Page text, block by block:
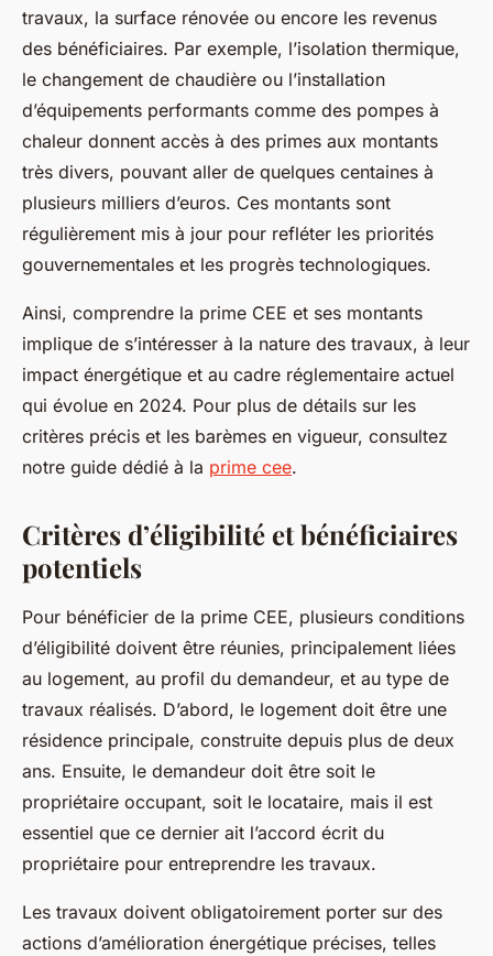
travaux, la surface rénovée ou encore les revenus
des bénéficiaires. Par exemple, l’isolation thermique,
le changement de chaudière ou l’installation
d’équipements performants comme des pompes à
chaleur donnent accès à des primes aux montants
très divers, pouvant aller de quelques centaines à
plusieurs milliers d’euros. Ces montants sont
régulièrement mis à jour pour refléter les priorités
gouvernementales et les progrès technologiques.
Ainsi, comprendre la prime CEE et ses montants
implique de s’intéresser à la nature des travaux, à leur
impact énergétique et au cadre réglementaire actuel
qui évolue en 2024. Pour plus de détails sur les
critères précis et les barèmes en vigueur, consultez
notre guide dédié à la prime cee.
Critères d’éligibilité et bénéficiaires
potentiels
Pour bénéficier de la prime CEE, plusieurs conditions
d’éligibilité doivent être réunies, principalement liées
au logement, au profil du demandeur, et au type de
travaux réalisés. D’abord, le logement doit être une
résidence principale, construite depuis plus de deux
ans. Ensuite, le demandeur doit être soit le
propriétaire occupant, soit le locataire, mais il est
essentiel que ce dernier ait l’accord écrit du
propriétaire pour entreprendre les travaux.
Les travaux doivent obligatoirement porter sur des
actions d’amélioration énergétique précises, telles